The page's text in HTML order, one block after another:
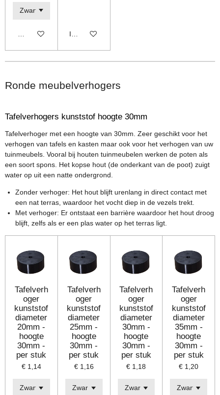
Bekijk details In winkelwagen
Ronde meubelverhogers
Tafelverhogers kunststof hoogte 30mm
Tafelverhoger met een hoogte van 30mm. Zeer geschikt voor het
verhogen van tafels en kasten maar ook voor het verhogen van uw
tuinmeubels. Vooral bij houten tuinmeubelen werken de poten als
een soort spons. Het kopse hout (de onderkant van de poot) zuigt
water op uit een natte ondergrond.
Zonder verhoger: Het hout blijft urenlang in direct contact met
een nat terras, waardoor het vocht diep in de vezels trekt.
Met verhoger: Er ontstaat een barrière waardoor het hout droog
blijft, zelfs als er een plas water op het terras ligt.
Tafelverh
oger
kunststof
diameter
20mm -
hoogte
30mm -
per stuk
€ 1,14
Tafelverh
oger
kunststof
diameter
25mm -
hoogte
30mm -
per stuk
€ 1,16
Tafelverh
oger
kunststof
diameter
30mm -
hoogte
30mm -
per stuk
€ 1,18
Tafelverh
oger
kunststof
diameter
35mm -
hoogte
30mm -
per stuk
€ 1,20